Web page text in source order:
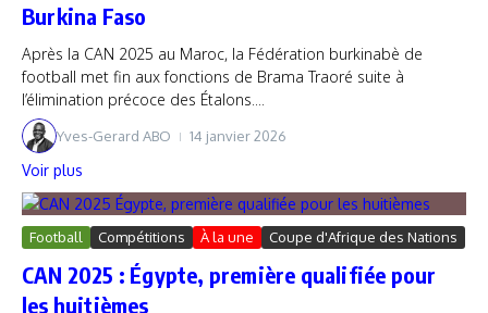
Burkina Faso
Après la CAN 2025 au Maroc, la Fédération burkinabè de
football met fin aux fonctions de Brama Traoré suite à
l’élimination précoce des Étalons....
Yves-Gerard ABO 14 janvier 2026
Voir plus
Football Compétitions À la une Coupe d'Afrique des Nations
CAN 2025 : Égypte, première qualifiée pour
les huitièmes